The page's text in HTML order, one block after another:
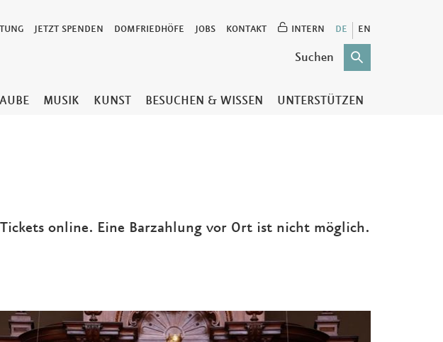
JETZT SPENDEN DOMFRIEDHÖFE JOBS KONTAKT INTERN DE EN
MUSIK KUNST BESUCHEN & WISSEN UNTERSTÜTZEN
online. Eine Barzahlung vor Ort ist nicht möglich.